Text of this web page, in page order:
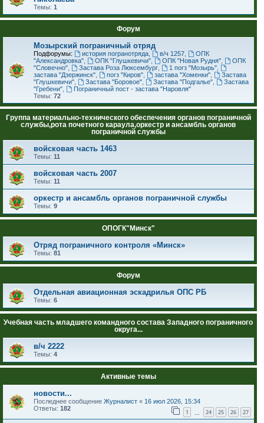
Темы: 1
Форум
Мозырский пограничный отряд
Подфорумы: история погранотряда, в/ч 1257,
ОПК
"Александровка", ОПК "Глушкевичи", ОПК "Новая Рудня",
ОПК
"Словечно", Застава Роза Люксембург, 1 погз "Мозырь",
застава "Дзержинск", погз "Киров", застава "Хоменки",
Застава
"Глушкевичи", Застава "Боровое", Застава "Подгалье",
Застава
"Гребени",
Пограничный пост - застава "Наровля"
Темы: 72
Группа материально-технического обеспечения органов пограничной
службы,рота почетного караула,оркестр и ансамбль органов
пограничной службы
войсковая часть 1463
Темы: 11
войсковая часть 2007
Темы: 11
оркестр и ансамбль органов пограничной службы
Темы: 9
ОПОГК"Минск"
Отряд пограничного контроля «Минск»
Темы: 81
Форум
Отдельная авиационная эскадрилья ОПС РБ
Темы: 6
Учебная часть младшего командного состава Западного пограничного
округа...
в/ч 2222
Темы: 4
Активные темы
новости...
Последнее сообщение Журналист « 16 июл 2026, 15:34
Ответы: 182 1 24 25 26 27